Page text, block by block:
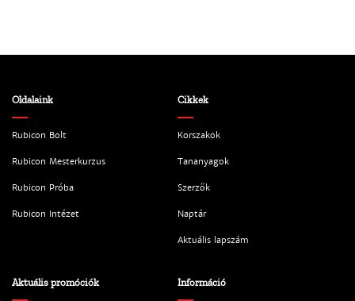
Oldalaink
Rubicon Bolt
Rubicon Mesterkurzus
Rubicon Próba
Rubicon Intézet
Cikkek
Korszakok
Tananyagok
Szerzők
Naptár
Aktuális lapszám
Aktuális promóciók Információ